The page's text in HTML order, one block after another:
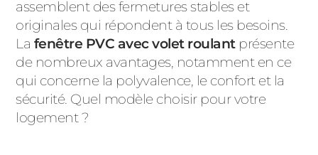
assemblent des fermetures stables et
originales qui répondent à tous les besoins.
La fenêtre PVC avec volet roulantprésente
de nombreux avantages, notamment en ce
qui concerne la polyvalence, le confort et la
sécurité. Quel modèle choisir pour votre
logement ?
PVC
PORTAILS ET PORTILLONS
CARPORTS
CLÔTURES